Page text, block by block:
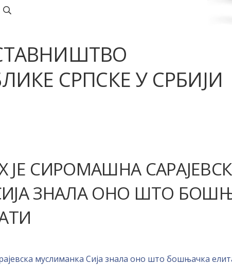
СРПСКЕ У СРБИЈИ
ЈЕ СИРОМАШНА
ЗНАЛА ОНО ШТО
муслиманка Сија знала оно што бошњачка